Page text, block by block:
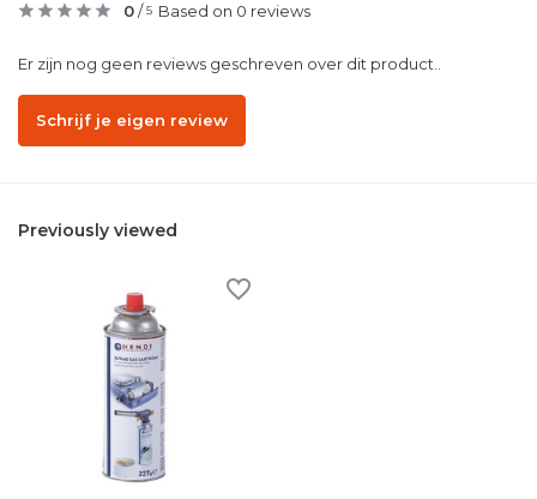
0/5 Based on 0 reviews
Er zijn nog geen reviews geschreven over dit product..
Schrijf je eigen review
Previously viewed